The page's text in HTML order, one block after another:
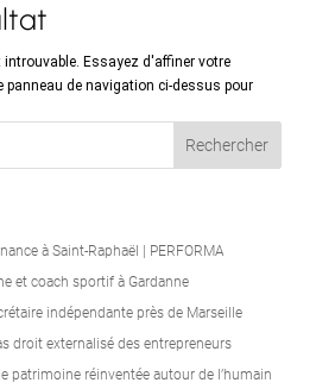
introuvable. Essayez d'affiner votre
panneau de navigation ci-dessus pour
à Saint-Raphaël | PERFORMA
et coach sportif à Gardanne
indépendante près de Marseille
droit externalisé des entrepreneurs
patrimoine réinventée autour de l’humain